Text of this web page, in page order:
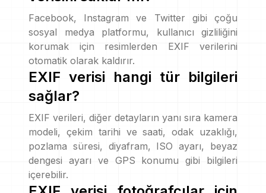
Facebook, Instagram ve Twitter gibi çoğu
sosyal medya platformu, kullanıcı gizliliğini
korumak için resimlerden EXIF verilerini
otomatik olarak kaldırır.
EXIF verisi hangi tür bilgileri
sağlar?
EXIF verileri, diğer detayların yanı sıra kamera
modeli, çekim tarihi ve saati, odak uzaklığı,
pozlama süresi, diyafram, ISO ayarı, beyaz
dengesi ayarı ve GPS konumu gibi bilgileri
içerebilir.